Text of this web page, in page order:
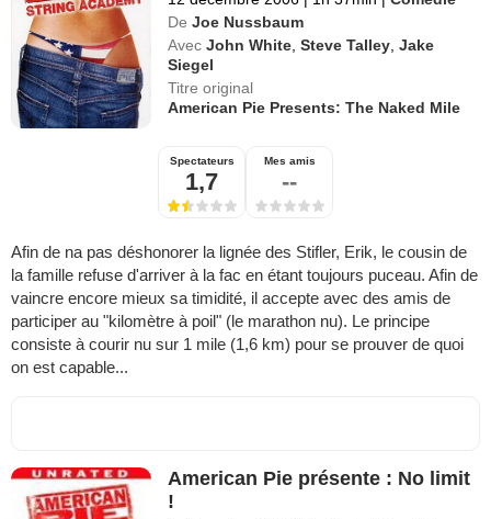
De Joe Nussbaum
Avec John White,Steve Talley,Jake
Siegel
Titre original
American Pie Presents: The Naked Mile
Spectateurs
1,7
Mes amis
--
Afin de na pas déshonorer la lignée des Stifler, Erik, le cousin de
la famille refuse d'arriver à la fac en étant toujours puceau. Afin de
vaincre encore mieux sa timidité, il accepte avec des amis de
participer au "kilomètre à poil" (le marathon nu). Le principe
consiste à courir nu sur 1 mile (1,6 km) pour se prouver de quoi
on est capable...
American Pie présente : No limit
!